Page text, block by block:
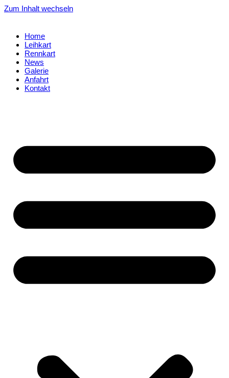
Zum Inhalt wechseln
Home
Leihkart
Rennkart
News
Galerie
Anfahrt
Kontakt